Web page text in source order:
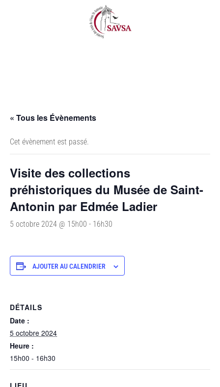
« Tous les Évènements
Cet évènement est passé.
Visite des collections
préhistoriques du Musée de Saint-
Antonin par Edmée Ladier
5 octobre 2024 @ 15h00 - 16h30
AJOUTER AU CALENDRIER
DÉTAILS
Date :
5 octobre 2024
Heure :
15h00 - 16h30